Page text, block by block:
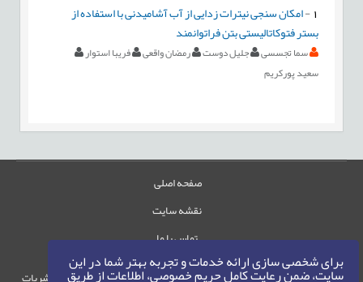
برای شخصی سازی ارائه خدمات و تجربه بهتر شما در این
سایت، ضمن رعایت کامل حریم خصوصی، اطلاعات از طریق
-امکان سنجی نیترات زدایی از آب آشامیدنی با استفاده از
بستر فتوکاتالیستی بتن فراتوانمند
سما تجسسی جلیل دوست رمضان واقعی
فریبا استوار
سعید پورکریم
صفحه اصلی
نقشه سایت
تماس با ما
حقوق این وب‌سایت متعلق به سامانه مدیریت نشریات